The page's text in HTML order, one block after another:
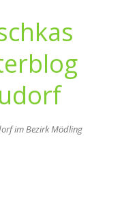
im Bezirk Mödling